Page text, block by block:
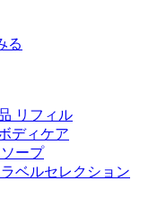
る
リフィル
ディケア
ープ
ベルセレクション